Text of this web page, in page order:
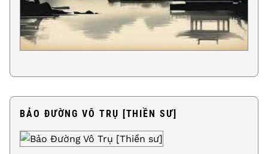
BẢO ĐƯỜNG VÔ TRỤ [THIỀN SƯ]